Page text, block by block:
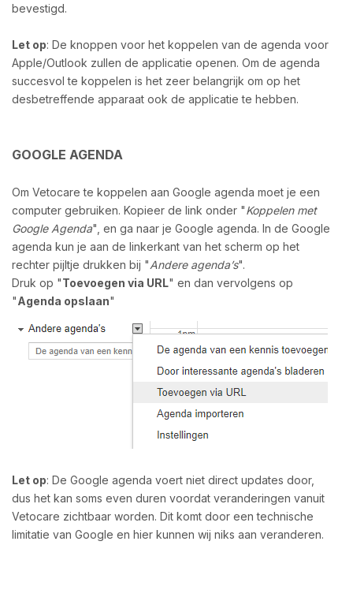
bevestigd.
Let op: De knoppen voor het koppelen van de agenda voor
Apple/Outlook zullen de applicatie openen. Om de agenda
succesvol te koppelen is het zeer belangrijk om op het
desbetreffende apparaat ook de applicatie te hebben.
GOOGLE AGENDA
Om Vetocare te koppelen aan Google agenda moet je een
computer gebruiken. Kopieer de link onder "Koppelen met
Google Agenda", en ga naar je Google agenda. In de Google
agenda kun je aan de linkerkant van het scherm op het
rechter pijltje drukken bij "Andere agenda’s".
Druk op "Toevoegen via URL" en dan vervolgens op
"Agenda opslaan"
Let op: De Google agenda voert niet direct updates door,
dus het kan soms even duren voordat veranderingen vanuit
Vetocare zichtbaar worden. Dit komt door een technische
limitatie van Google en hier kunnen wij niks aan veranderen.